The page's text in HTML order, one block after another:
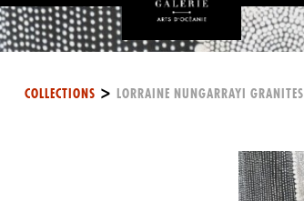
COLLECTIONS > LORRAINE NUNGARRAYI GRANITES